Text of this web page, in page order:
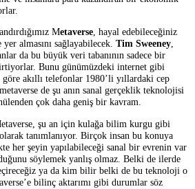
için olan bir evren olmayacağını,
bir sanal evren olduğunu söylemiştik.